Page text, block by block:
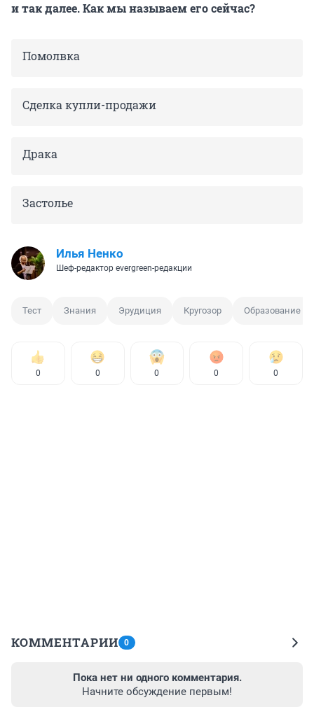
и так далее. Как мы называем его сейчас?
Помолвка
Сделка купли-продажи
Драка
Застолье
Илья Ненко
Шеф-редактор evergreen-редакции
Тест Знания Эрудиция Кругозор Образование
0 0 0 0 0
КОММЕНТАРИИ 0
Пока нет ни одного комментария.
Начните обсуждение первым!